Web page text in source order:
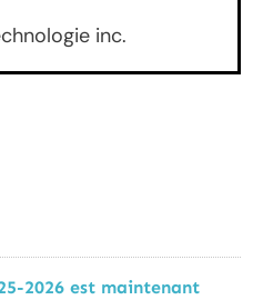
inc.
2026 est maintenant